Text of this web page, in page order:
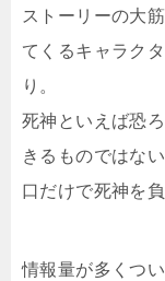
ストーリーの大
てくるキャラク
り。
死神といえば恐
きるものではな
口だけで死神を
情報量が多くつ